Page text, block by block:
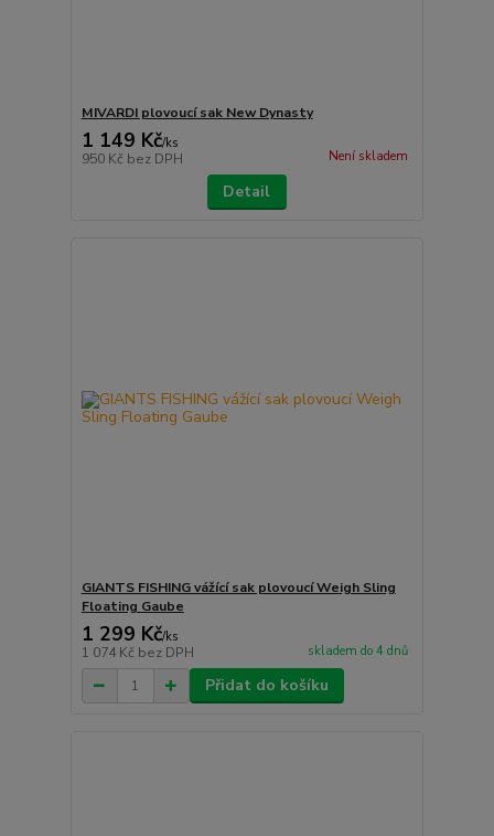
MIVARDI plovoucí sak New Dynasty
1 149 Kč/ks
950 Kč bez DPH Není skladem
Detail
GIANTS FISHING vážící sak plovoucí Weigh Sling
Floating Gaube
1 299 Kč/ks
1 074 Kč bez DPH skladem do 4 dnů
Přidat do košíku